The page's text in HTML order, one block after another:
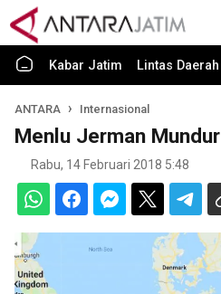
Kabar Jatim Lintas Daerah
ANTARA Internasional
Menlu Jerman Mundur
Rabu, 14 Februari 2018 5:48